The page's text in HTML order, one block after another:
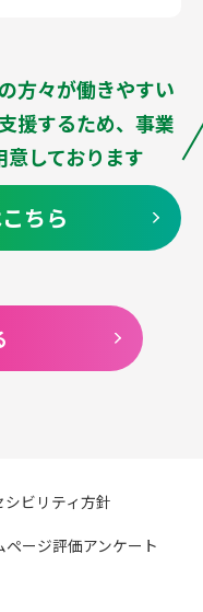
方々が働きやすい
援するため、事業
しております
ちら
シビリティ方針
ページ評価アンケート